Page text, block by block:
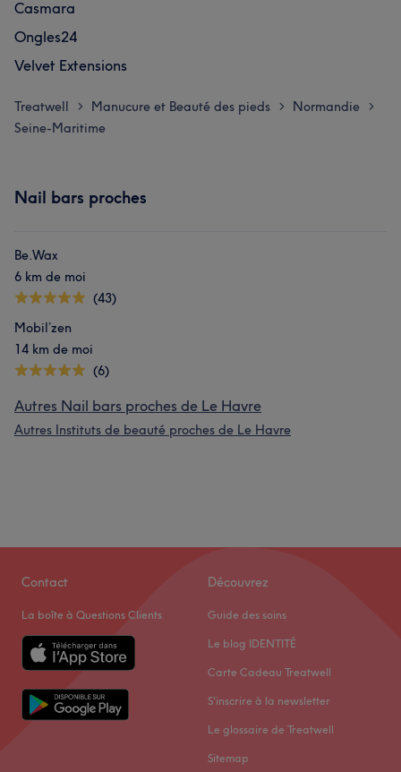
Casmara
Ongles24
Velvet Extensions
Treatwell > Manucure et Beauté des pieds > Normandie >
Seine-Maritime
Nail bars proches
Be.Wax
6 km de moi
(43)
Mobil’zen
14 km de moi
(6)
Autres Nail bars proches de Le Havre
Autres Instituts de beauté proches de Le Havre
Contact
La boîte à Questions Clients
Découvrez
Guide des soins
Le blog IDENTITÉ
Carte Cadeau Treatwell
S'inscrire à la newsletter
Le glossaire de Treatwell
Sitemap